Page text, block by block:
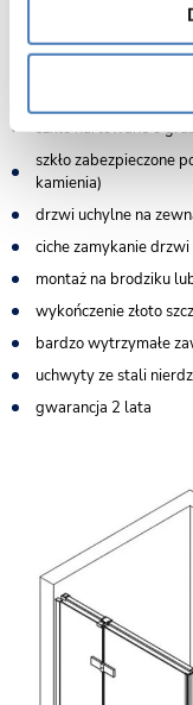
zakres regulacji na
szkło hartowane o
szkło zabezpieczone
kamienia)
drzwi uchylne na
ciche zamykanie drzwi
montaż na brodziku
wykończenie złoto
bardzo wytrzymałe
uchwyty ze stali
gwarancja 2 lata